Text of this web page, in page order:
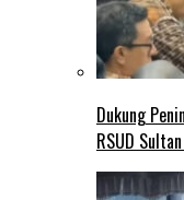
Dukung
RSUD